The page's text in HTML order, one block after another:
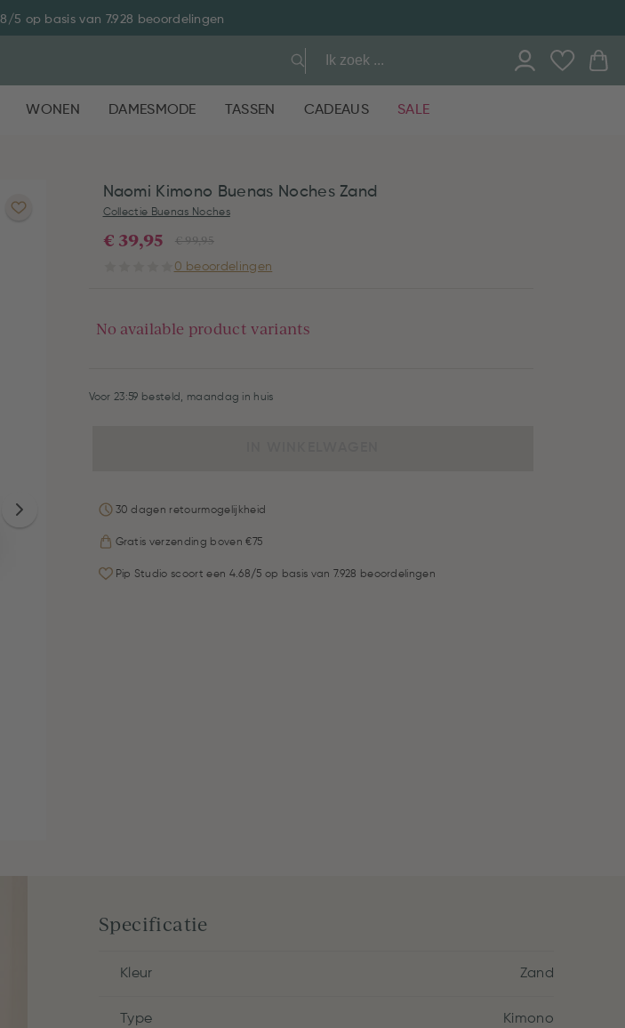
5 op basis van 7.928 beoordelingen
WONEN DAMESMODE TASSEN CADEAUS SALE
Naomi Kimono Buenas Noches Zand
Collectie Buenas Noches
€ 99,95
€ 39,95
0 beoordelingen
No available product variants
Voor 23:59 besteld, maandag in huis
30 dagen retourmogelijkheid
Gratis verzending boven €75
Pip Studio scoort een 4.68/5 op basis van 7.928 beoordelingen
Specificatie
Kleur Zand
Type Kimono